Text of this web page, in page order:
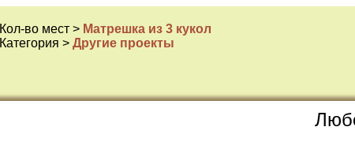
Кол-во мест > Матрешка из 3 кукол
Категория >Другие проекты